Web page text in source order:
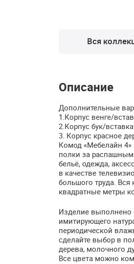
Вся
Описание
Дополнительные
1.Корпус венге/
2.Корпус бук/
3. Корпус красное
Комод «Мебелайн 4»
полки за
бельё, одежда,
в качестве
большого труда.
квадратные метры
Изделие выполнено
имитирующего
периодической
сделайте выбор в
дерева, молочного
Все цвета можно